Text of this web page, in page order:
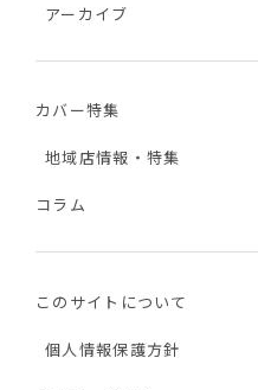
アーカイブ
カバー特集
地域店情報・特集
コラム
このサイトについて
個人情報保護方針